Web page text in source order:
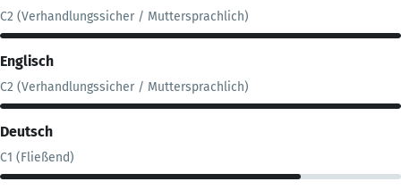
C2 (Verhandlungssicher / Muttersprachlich)
Englisch
C2 (Verhandlungssicher / Muttersprachlich)
Deutsch
C1 (Fließend)